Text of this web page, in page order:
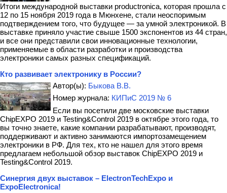
Итоги международной выставки productronica, которая прошла с
12 по 15 ноября 2019 года в Мюнхене, стали неоспоримым
подтверждением того, что будущее — за умной электроникой. В
выставке приняло участие свыше 1500 экспонентов из 44 стран,
и все они представили свои инновационные технологии,
применяемые в области разработки и производства
электроники самых разных спецификаций.
Кто развивает электронику в России?
Автор(ы): Быкова В.В.
Номер журнала: КИПиС 2019 № 6
Если вы посетили две московские выставки
ChipEXPO 2019 и Testing&Control 2019 в октябре этого года, то
вы точно знаете, какие компании разрабатывают, производят,
поддерживают и активно занимаются импортозамещением
электроники в РФ. Для тех, кто не нашел для этого время
предлагаем небольшой обзор выставок ChipEXPO 2019 и
Testing&Control 2019.
Синергия двух выставок – ElectronTechExpo и
ExpoElectronica!